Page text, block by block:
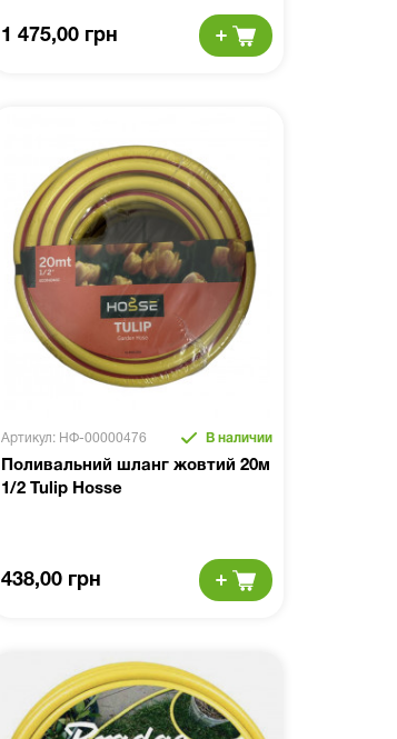
1 475,00 грн
Артикул: НФ-00000476 В наличии
Поливальний шланг жовтий 20м
1/2 Tulip Hosse
438,00 грн